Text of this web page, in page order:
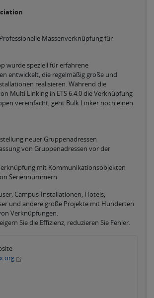
Massenverknüpfung für
wurde speziell für erfahrene
entwickelt, die regelmäßig große und
realisieren. Während die
Multi Linking in ETS 6.4.0 die Verknüpfung
vereinfacht, geht Bulk Linker noch einen
neuer Gruppenadressen
von Gruppenadressen vor der
mit Kommunikationsobjekten
Seriennummern
Campus-Installationen, Hotels,
und andere große Projekte mit Hunderten
Verknüpfungen.
Sie die Effizienz, reduzieren Sie Fehler.